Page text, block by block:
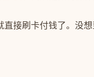
接刷卡付钱了。没想